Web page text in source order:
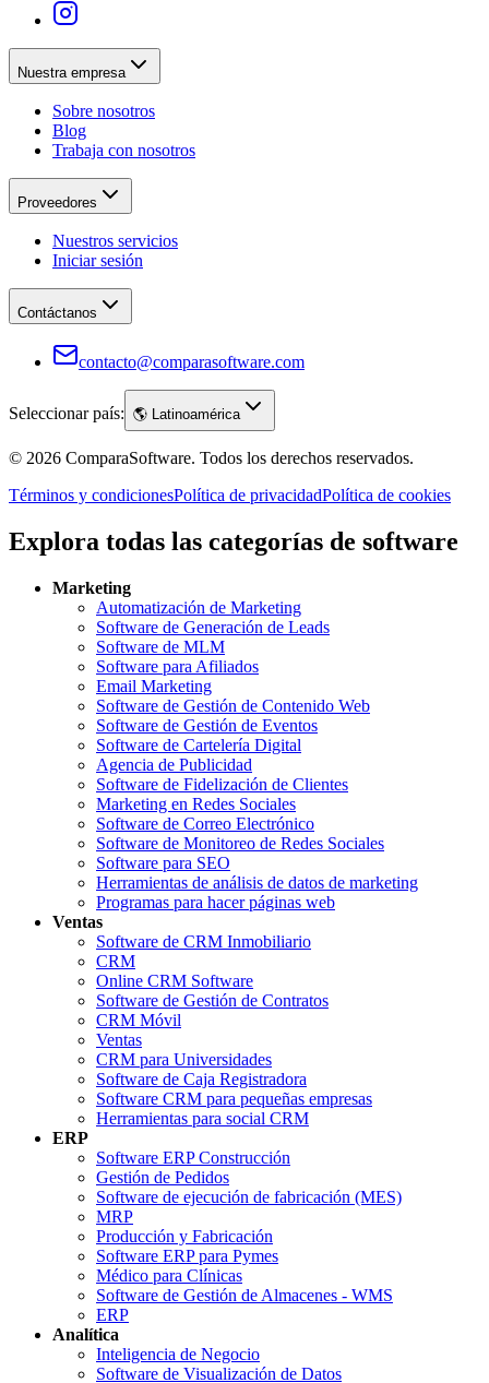
Nuestra empresa
Sobre nosotros
Blog
Trabaja con nosotros
Proveedores
Nuestros servicios
Iniciar sesión
Contáctanos
contacto@comparasoftware.com
Seleccionar país: 🌎 Latinoamérica
© 2026 ComparaSoftware. Todos los derechos reservados.
Términos y condicionesPolítica de privacidadPolítica de cookies
Explora todas las categorías de software
Marketing
Automatización de Marketing
Software de Generación de Leads
Software de MLM
Software para Afiliados
Email Marketing
Software de Gestión de Contenido Web
Software de Gestión de Eventos
Software de Cartelería Digital
Agencia de Publicidad
Software de Fidelización de Clientes
Marketing en Redes Sociales
Software de Correo Electrónico
Software de Monitoreo de Redes Sociales
Software para SEO
Herramientas de análisis de datos de marketing
Programas para hacer páginas web
Ventas
Software de CRM Inmobiliario
CRM
Online CRM Software
Software de Gestión de Contratos
CRM Móvil
Ventas
CRM para Universidades
Software de Caja Registradora
Software CRM para pequeñas empresas
Herramientas para social CRM
ERP
Software ERP Construcción
Gestión de Pedidos
Software de ejecución de fabricación (MES)
MRP
Producción y Fabricación
Software ERP para Pymes
Médico para Clínicas
Software de Gestión de Almacenes - WMS
ERP
Analítica
Inteligencia de Negocio
Software de Visualización de Datos